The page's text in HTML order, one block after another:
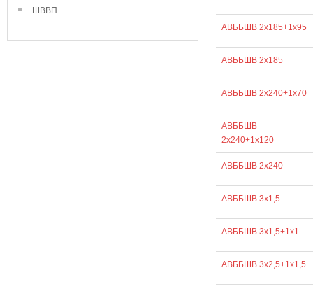
ШВВП
АВББШВ 2х185+1х95
АВББШВ 2х185
АВББШВ 2х240+1х70
АВББШВ
2х240+1х120
АВББШВ 2х240
АВББШВ 3х1,5
АВББШВ 3х1,5+1х1
АВББШВ 3х2,5+1х1,5